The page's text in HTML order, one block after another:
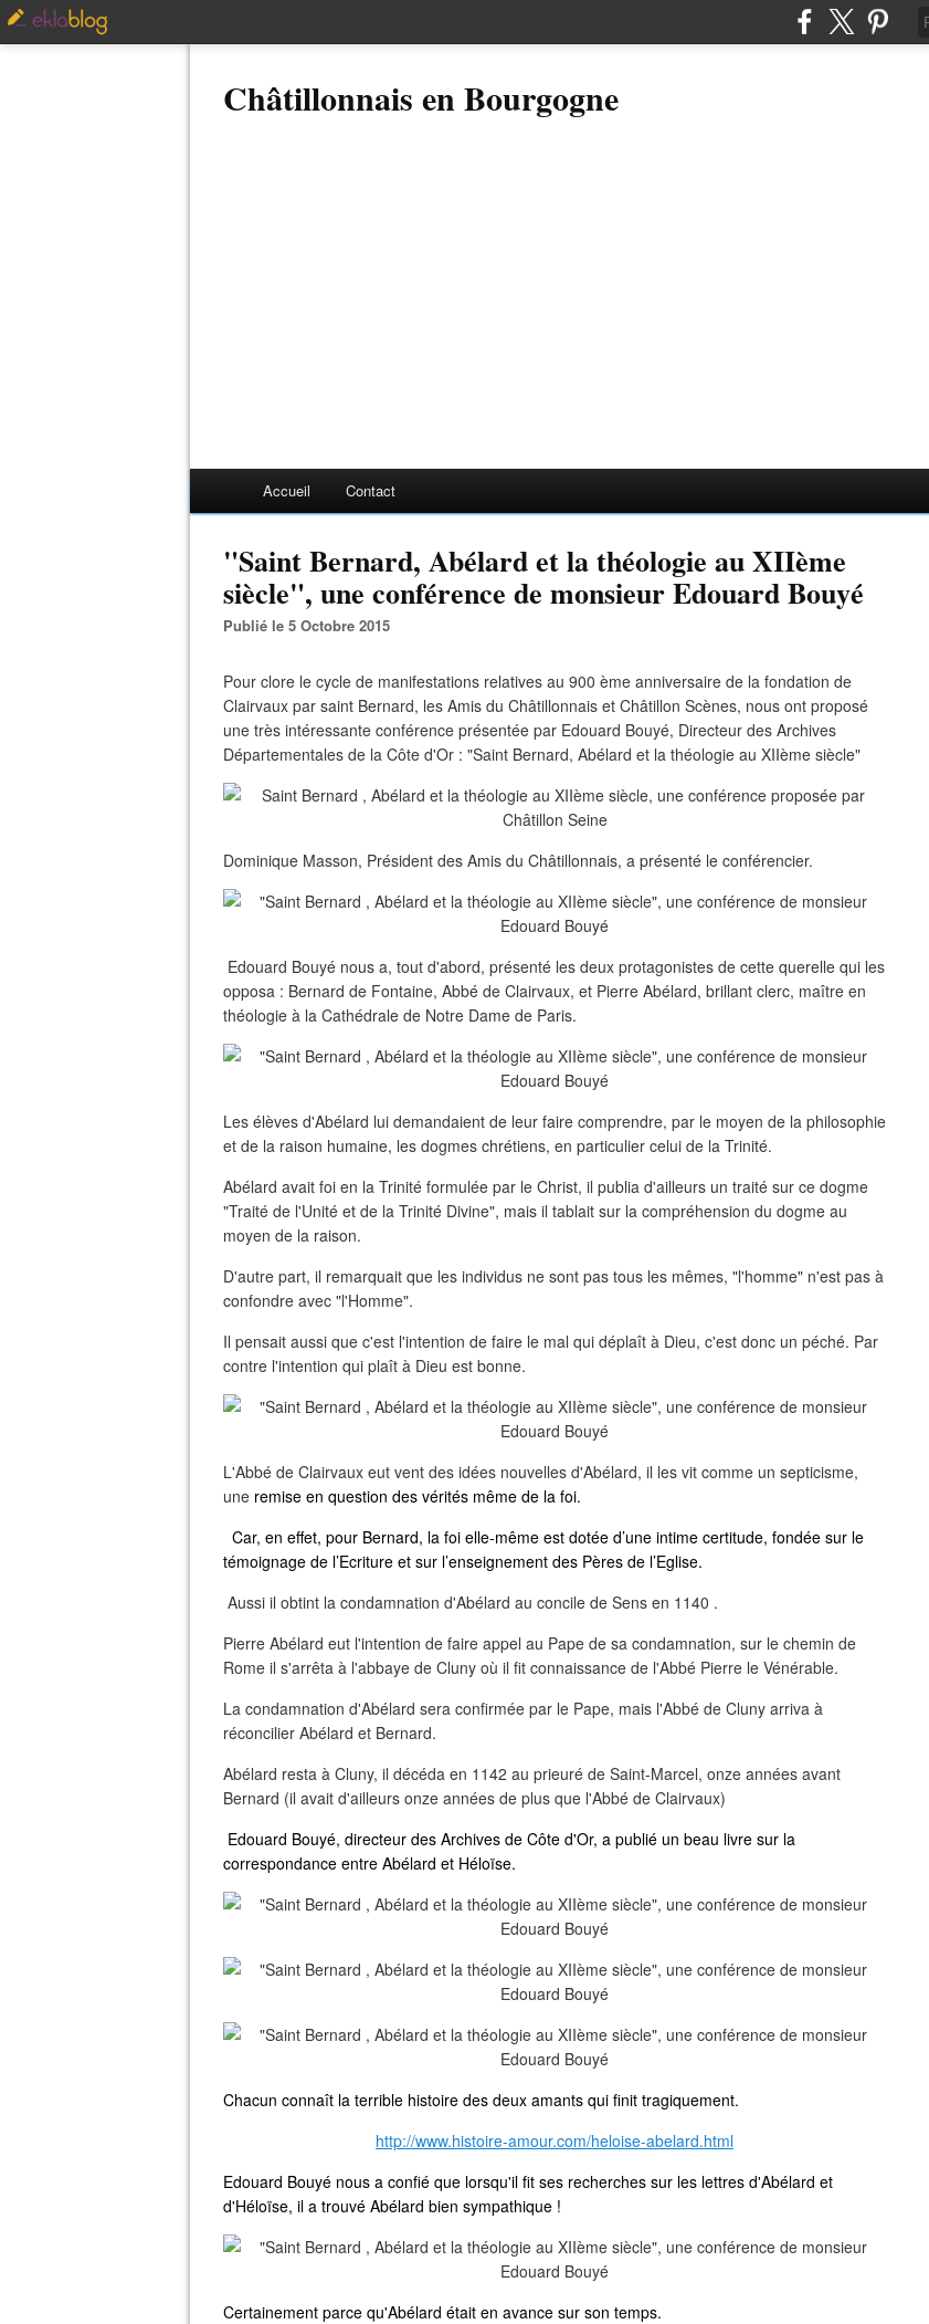
Châtillonnais en Bourgogne
Accueil Contact
"Saint Bernard, Abélard et la théologie au XIIème
siècle", une conférence de monsieur Edouard Bouyé
Publié le 5 Octobre 2015
Pour clore le cycle de manifestations relatives au 900 ème anniversaire de la fondation de
Clairvaux par saint Bernard, les Amis du Châtillonnais et Châtillon Scènes, nous ont proposé
une très intéressante conférence présentée par Edouard Bouyé, Directeur des Archives
Départementales de la Côte d'Or : "Saint Bernard, Abélard et la théologie au XIIème siècle"
Dominique Masson, Président des Amis du Châtillonnais, a présenté le conférencier.
Edouard Bouyé nous a, tout d'abord, présenté les deux protagonistes de cette querelle qui les
opposa : Bernard de Fontaine, Abbé de Clairvaux, et Pierre Abélard, brillant clerc, maître en
théologie à la Cathédrale de Notre Dame de Paris.
Les élèves d'Abélard lui demandaient de leur faire comprendre, par le moyen de la philosophie
et de la raison humaine, les dogmes chrétiens, en particulier celui de la Trinité.
Abélard avait foi en la Trinité formulée par le Christ, il publia d'ailleurs un traité sur ce dogme
"Traité de l'Unité et de la Trinité Divine", mais il tablait sur la compréhension du dogme au
moyen de la raison.
D'autre part, il remarquait que les individus ne sont pas tous les mêmes, "l'homme" n'est pas à
confondre avec "l'Homme".
Il pensait aussi que c'est l'intention de faire le mal qui déplaît à Dieu, c'est donc un péché. Par
contre l'intention qui plaît à Dieu est bonne.
L'Abbé de Clairvaux eut vent des idées nouvelles d'Abélard, il les vit comme un septicisme,
une remise en question des vérités même de la foi.
Car, en effet, pour Bernard, la foi elle-même est dotée d’une intime certitude, fondée sur le
témoignage de l’Ecriture et sur l’enseignement des Pères de l’Eglise.
Aussi il obtint la condamnation d'Abélard au concile de Sens en 1140 .
Pierre Abélard eut l'intention de faire appel au Pape de sa condamnation, sur le chemin de
Rome il s'arrêta à l'abbaye de Cluny où il fit connaissance de l'Abbé Pierre le Vénérable.
La condamnation d'Abélard sera confirmée par le Pape, mais l'Abbé de Cluny arriva à
réconcilier Abélard et Bernard.
Abélard resta à Cluny, il décéda en 1142 au prieuré de Saint-Marcel, onze années avant
Bernard (il avait d'ailleurs onze années de plus que l'Abbé de Clairvaux)
Edouard Bouyé, directeur des Archives de Côte d'Or, a publié un beau livre sur la
correspondance entre Abélard et Héloïse.
Chacun connaît la terrible histoire des deux amants qui finit tragiquement.
http://www.histoire-amour.com/heloise-abelard.html
Edouard Bouyé nous a confié que lorsqu'il fit ses recherches sur les lettres d'Abélard et
d'Héloïse, il a trouvé Abélard bien sympathique !
Certainement parce qu'Abélard était en avance sur son temps.